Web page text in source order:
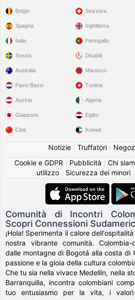
Belgio
Spagna
Italia
Svezia
Svizzera
Inghilterra
Portogallo
Disabili
Australia
Paesi Bassi
Austria
Giappone
Cina
Marocco
Tunisia
Algeria
Egitto
Kuwait
Notizie| Truffatori|
Cookie e GDPR
Pubblicità Chi
utilizzo| Sicurezza dei minori|
Comunità di Incontri
Scopri Connessioni
¡Hola! Sperimenta il calore
nostra vibrante comunità.
dalle montagne di Bogotá alla costa di
passione e la gioia della cultura
Che tu sia nella vivace Medellín, nella
Barranquilla, incontra colombiani
tuo entusiasmo per la vita, i